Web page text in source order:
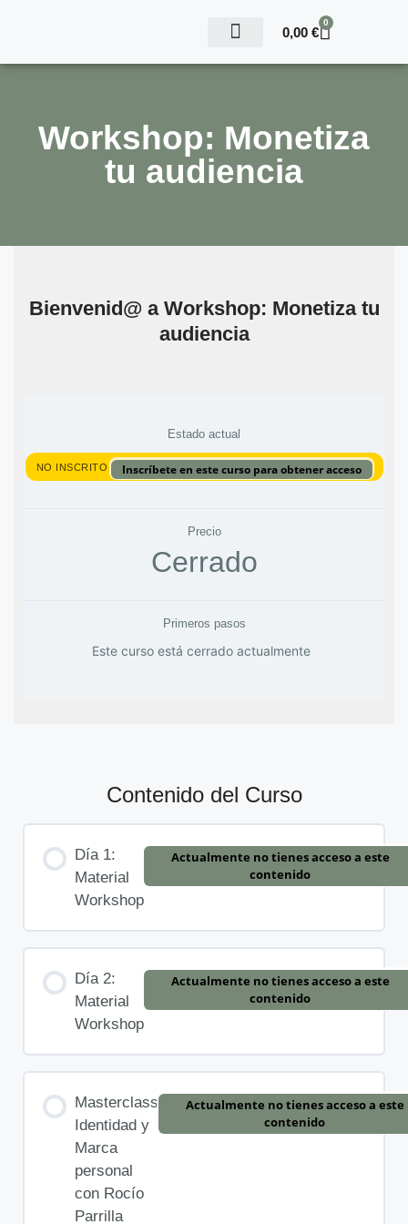
0,00 €
0
Workshop: Monetiza
tu audiencia
Contenido del Curso
Día 1:
Material
Workshop
Actualmente no tienes acceso a este
contenido
Día 2:
Material
Workshop
Actualmente no tienes acceso a este
contenido
Masterclass
Identidad y
Marca
personal
con Rocío
Parrilla
Actualmente no tienes acceso a este
contenido
Bienvenid@ a Workshop: Monetiza tu
audiencia
Estado actual
NO INSCRITO Inscríbete en este curso para obtener acceso
Precio
Cerrado
Primeros pasos
Este curso está cerrado actualmente